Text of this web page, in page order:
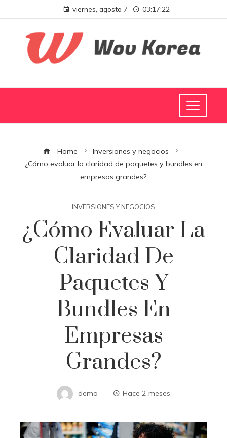
viernes, agosto 7 03:17:23
Home
Inversiones y negocios
¿Cómo evaluar la claridad de paquetes y bundles en
empresas grandes?
INVERSIONES Y NEGOCIOS
¿Cómo Evaluar La
Claridad De
Paquetes Y
Bundles En
Empresas
Grandes?
demo Hace 2 meses